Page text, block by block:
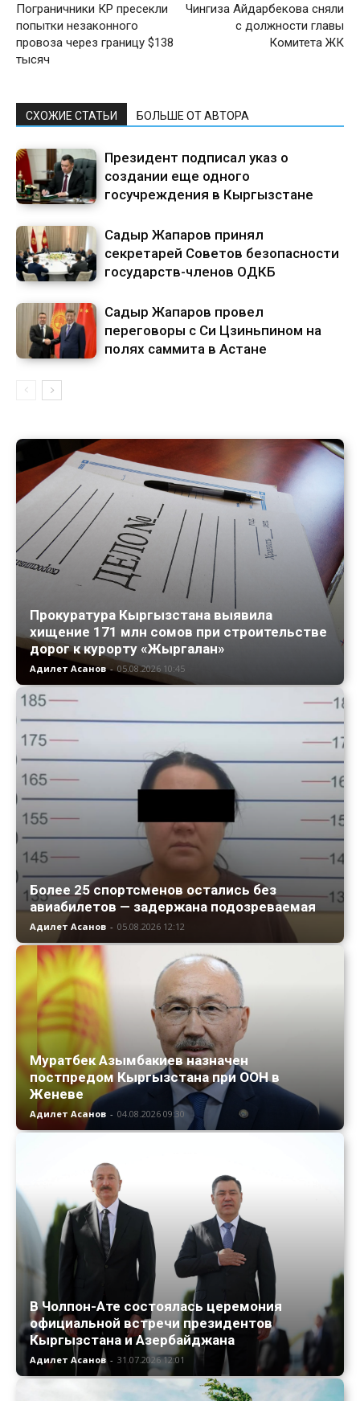
Пограничники КР пресекли
попытки незаконного
провоза через границу $138
тысяч
Чингиза Айдарбекова сняли
с должности главы
Комитета ЖК
СХОЖИЕ СТАТЬИ БОЛЬШЕ ОТ АВТОРА
Президент подписал указ о
создании еще одного
госучреждения в Кыргызстане
Садыр Жапаров принял
секретарей Советов безопасности
государств-членов ОДКБ
Садыр Жапаров провел
переговоры с Си Цзиньпином на
полях саммита в Астане
Прокуратура Кыргызстана выявила
хищение 171 млн сомов при строительстве
дорог к курорту «Жыргалан»
Адилет Асанов - 05.08.2026 10:45
Более 25 спортсменов остались без
авиабилетов — задержана подозреваемая
Адилет Асанов - 05.08.2026 12:12
Муратбек Азымбакиев назначен
постпредом Кыргызстана при ООН в
Женеве
Адилет Асанов - 04.08.2026 09:30
В Чолпон-Ате состоялась церемония
официальной встречи президентов
Кыргызстана и Азербайджана
Адилет Асанов - 31.07.2026 12:01